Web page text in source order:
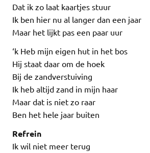
Dat ik zo laat kaartjes stuur
Ik ben hier nu al langer dan een jaar
Maar het lijkt pas een paar uur
‘k Heb mijn eigen hut in het bos
Hij staat daar om de hoek
Bij de zandverstuiving
Ik heb altijd zand in mijn haar
Maar dat is niet zo raar
Ben het hele jaar buiten
Refrein
Ik wil niet meer terug